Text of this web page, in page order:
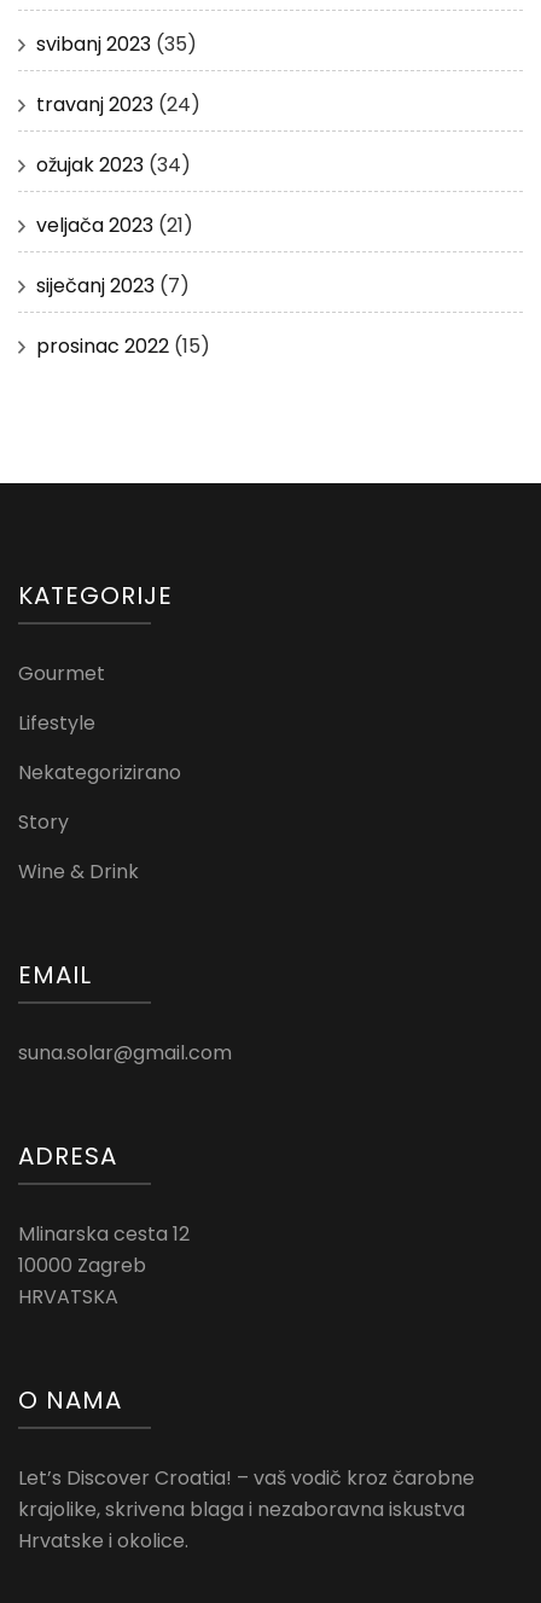
svibanj 2023 (35)
travanj 2023 (24)
ožujak 2023 (34)
veljača 2023 (21)
siječanj 2023 (7)
prosinac 2022 (15)
KATEGORIJE
Gourmet
Lifestyle
Nekategorizirano
Story
Wine & Drink
EMAIL
suna.solar@gmail.com
ADRESA
Mlinarska cesta 12
10000 Zagreb
HRVATSKA
O NAMA
Let’s Discover Croatia! – vaš vodič kroz čarobne
krajolike, skrivena blaga i nezaboravna iskustva
Hrvatske i okolice.